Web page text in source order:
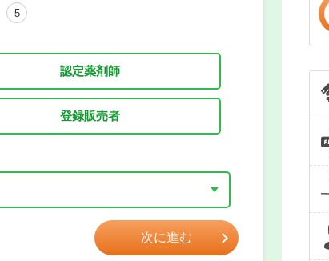
5
認定薬剤師
登録販売者
次に進む